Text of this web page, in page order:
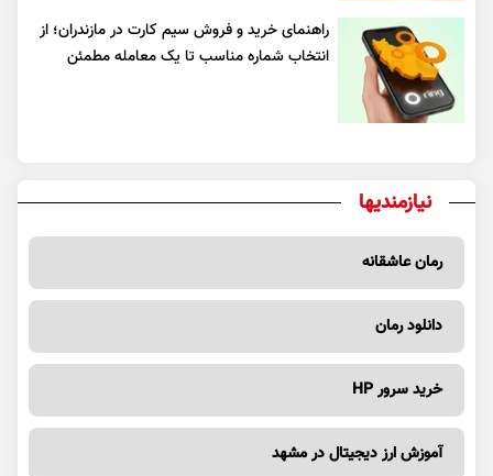
راهنمای خرید و فروش سیم کارت در مازندران؛ از
انتخاب شماره مناسب تا یک معامله مطمئن
نیازمندیها
رمان عاشقانه
دانلود رمان
خرید سرور HP
آموزش ارز دیجیتال در مشهد